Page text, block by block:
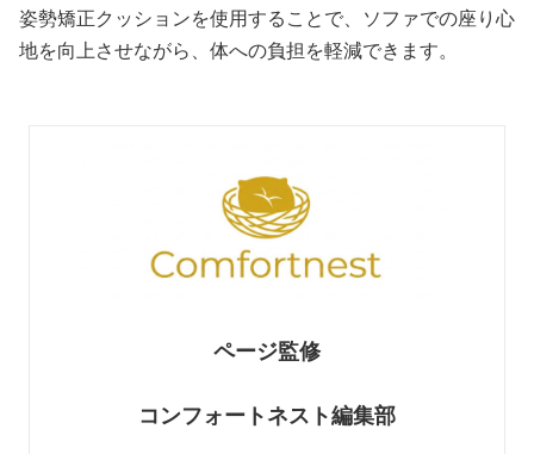
姿勢矯正クッションを使用することで、ソファでの座り心
地を向上させながら、体への負担を軽減できます。
ページ監修
コンフォートネスト編集部